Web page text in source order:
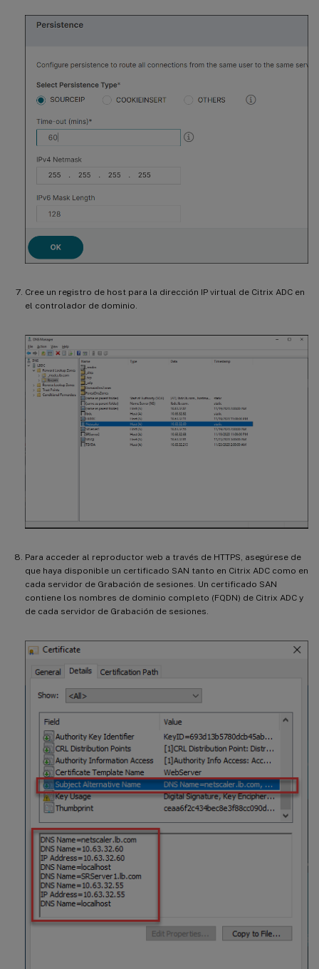
Cree un registro de host para la dirección IP virtual de Citrix ADC en
el controlador de dominio.
Para acceder al reproductor web a través de HTTPS, asegúrese de
que haya disponible un certificado SAN tanto en Citrix ADC como en
cada servidor de Grabación de sesiones. Un certificado SAN
contiene los nombres de dominio completo (FQDN) de Citrix ADC y
de cada servidor de Grabación de sesiones.